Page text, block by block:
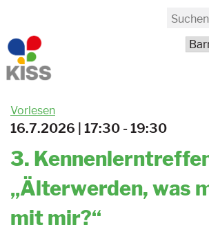
Vorlesen
16.7.2026 | 17:30 - 19:30
3.
„Älterwerden, was
mit mir?“